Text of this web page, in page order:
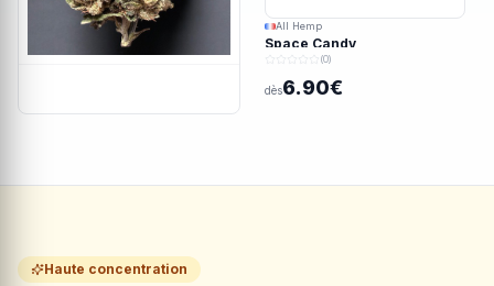
All Hemp
Space Candy
(0)
dès6.90€
Haute concentration